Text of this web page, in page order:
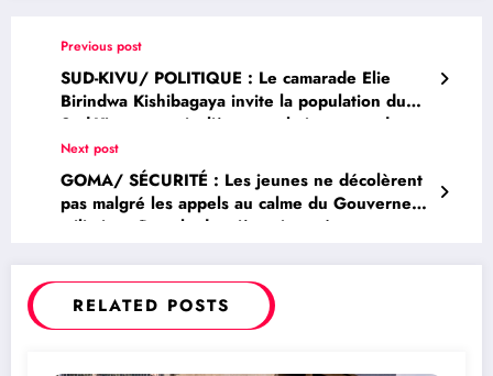
Previous post
SUD-KIVU/ POLITIQUE : Le camarade Elie
Birindwa Kishibagaya invite la population du
Sud-Kivu et particulièrement la jeunesse de
Bukavu à s’enrôler massivement en prévision
des élections 2023
Next post
GOMA/ SÉCURITÉ : Les jeunes ne décolèrent
pas malgré les appels au calme du Gouverneur
militaire : Pour la deuxième journée
certains artères
RELATED POSTS